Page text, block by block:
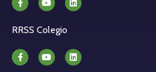
RRSS Colegio